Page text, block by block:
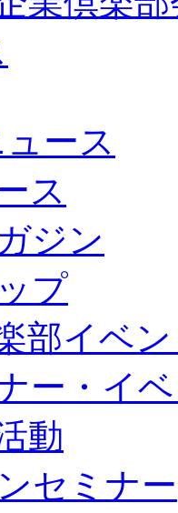
ース
ス
ジン
プ
部イベ
ー・イ
動
セミナー